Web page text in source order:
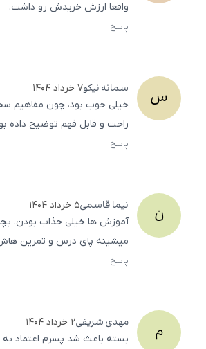
واقعا ارزش خریدش رو داشت.
پاسخ
س سمانهنیکو۷ خرداد ۱۴۰۴
خیلی خوب بود، چون مفاهیم
راحت و قابل فهم توضیح داده
پاسخ
ن نیماقاسمی۵ خرداد ۱۴۰۴
آموزش‌ ها خیلی جذاب بودن،
میشینه پای درس و تمرین‌
پاسخ
م مهدیشریفی۲ خرداد ۱۴۰۴
بسته باعث شد پسرم اعتماد